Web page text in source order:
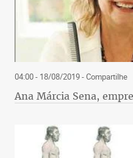
04:00 - 18/08/2019- Compartilhe
Ana Márcia Sena,